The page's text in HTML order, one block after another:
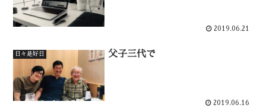
2019.06.21
日々是好日 父子三代で
2019.06.16